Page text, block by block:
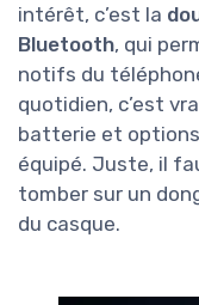
intérêt, c’est la
Bluetooth, qui
notifs du
quotidien, c’est
batterie et
équipé. Juste, il
tomber sur un
du casque.